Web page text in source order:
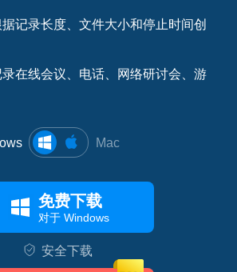
记录长度、文件大小和停止时间创
录在线会议、电话、网络研讨会、游
Mac
免费下载
对于 Windows
安全下载